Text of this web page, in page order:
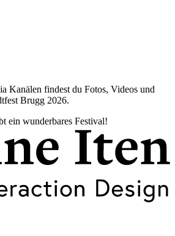
Kanälen findest du Fotos, Videos und
Brugg 2026.
ein wunderbares Festival!